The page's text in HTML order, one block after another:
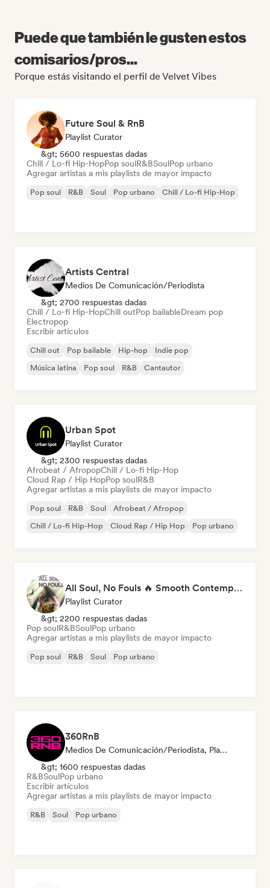
Puede que también le gusten estos
comisarios/pros...
Porque estás visitando el perfil de Velvet Vibes
Future Soul & RnB
Playlist Curator
&gt; 5600 respuestas dadas
Chill / Lo-fi Hip-HopPop soulR&BSoulPop urbano
Agregar artistas a mis playlists de mayor impacto
Pop soul R&B Soul Pop urbano Chill / Lo-fi Hip-Hop
Artists Central
Medios De Comunicación/Periodista
&gt; 2700 respuestas dadas
Chill / Lo-fi Hip-HopChill outPop bailableDream pop
Electropop
Escribir artículos
Chill out Pop bailable Hip-hop
Indie pop
Música latina
Pop soul R&B Cantautor
Urban Spot
Playlist Curator
&gt; 2300 respuestas dadas
Afrobeat / AfropopChill / Lo-fi Hip-Hop
Cloud Rap / Hip HopPop soulR&B
Agregar artistas a mis playlists de mayor impacto
Pop soul R&B Soul
Afrobeat / Afropop
Chill / Lo-fi Hip-Hop
Cloud Rap / Hip Hop Pop urbano
All Soul, No Fouls 🔥 Smooth Contemporary R&B & Neo Soul
Playlist Curator
&gt; 2200 respuestas dadas
Pop soulR&BSoulPop urbano
Agregar artistas a mis playlists de mayor impacto
Pop soul R&B Soul Pop urbano
360RnB
Medios De Comunicación/Periodista, Playlist Curator
&gt; 1600 respuestas dadas
R&BSoulPop urbano
Escribir artículos
Agregar artistas a mis playlists de mayor impacto
R&B Soul Pop urbano